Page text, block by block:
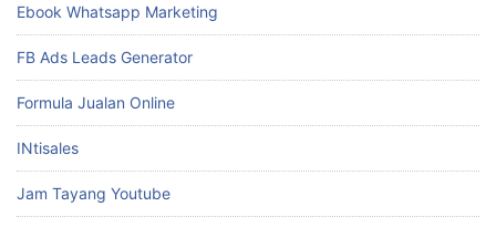
Ebook Whatsapp Marketing
FB Ads Leads Generator
Formula Jualan Online
INtisales
Jam Tayang Youtube